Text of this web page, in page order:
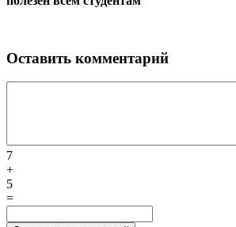
Оставить комментарий
7
+
5
=